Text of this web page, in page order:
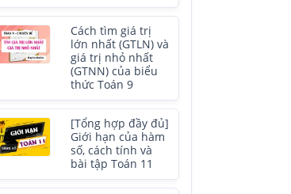
Cách tìm giá trị
lớn nhất (GTLN) và
giá trị nhỏ nhất
(GTNN) của biểu
thức Toán 9
[Tổng hợp đầy đủ]
Giới hạn của hàm
số, cách tính và
bài tập Toán 11